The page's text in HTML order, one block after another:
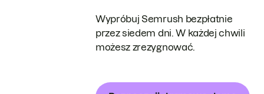
Wypróbuj Semrush bezpłatnie
przez siedem dni. W każdej chwili
możesz zrezygnować.